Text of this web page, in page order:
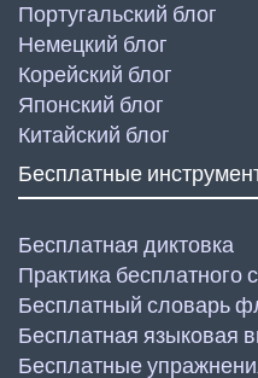
Португальский блог
Немецкий блог
Корейский блог
Японский блог
Китайский блог
Бесплатные
Бесплатная диктовка
Практика бесплатного
Бесплатный словарь
Бесплатная языковая
Бесплатные